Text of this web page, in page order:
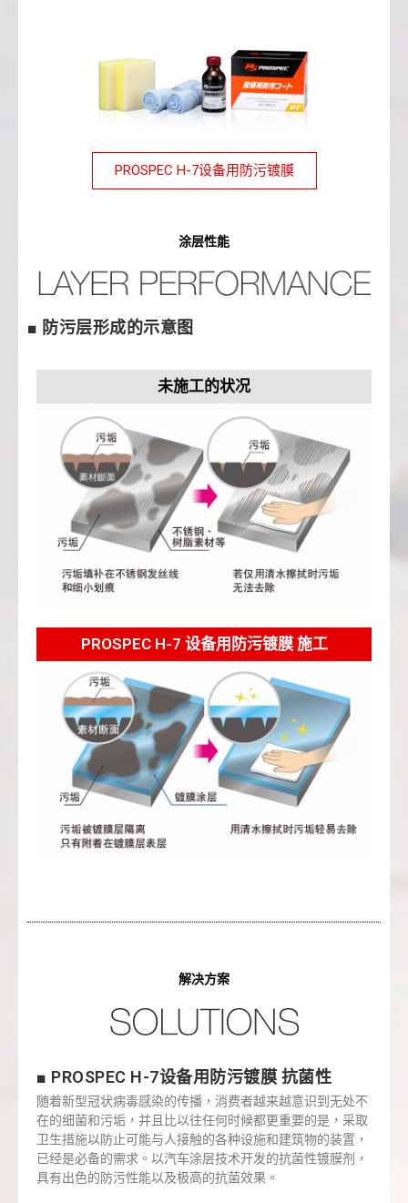
PROSPEC H-7设备用防污镀膜
涂层性能
■ 防污层形成的示意图
未施工的状况
PROSPEC H-7 设备用防污镀膜 施工
解决方案
■ PROSPEC H-7设备用防污镀膜 抗菌性
随着新型冠状病毒感染的传播，消费者越来越意识到无处不
在的细菌和污垢，并且比以往任何时候都更重要的是，采取
卫生措施以防止可能与人接触的各种设施和建筑物的装置，
已经是必备的需求。以汽车涂层技术开发的抗菌性镀膜剂，
具有出色的防污性能以及极高的抗菌效果。